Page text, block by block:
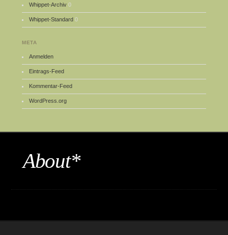
Whippet-Archiv 0
Whippet-Standard 0
META
Anmelden
Eintrags-Feed
Kommentar-Feed
WordPress.org
About*